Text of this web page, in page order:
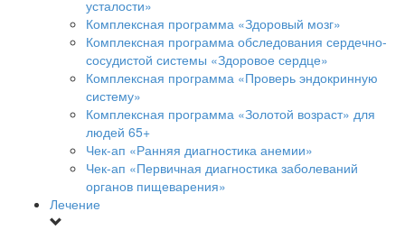
усталости»
Комплексная программа «Здоровый мозг»
Комплексная программа обследования сердечно-
сосудистой системы «Здоровое сердце»
Комплексная программа «Проверь эндокринную
систему»
Комплексная программа «Золотой возраст» для
людей 65+
Чек-ап «Ранняя диагностика анемии»
Чек-ап «Первичная диагностика заболеваний
органов пищеварения»
Лечение